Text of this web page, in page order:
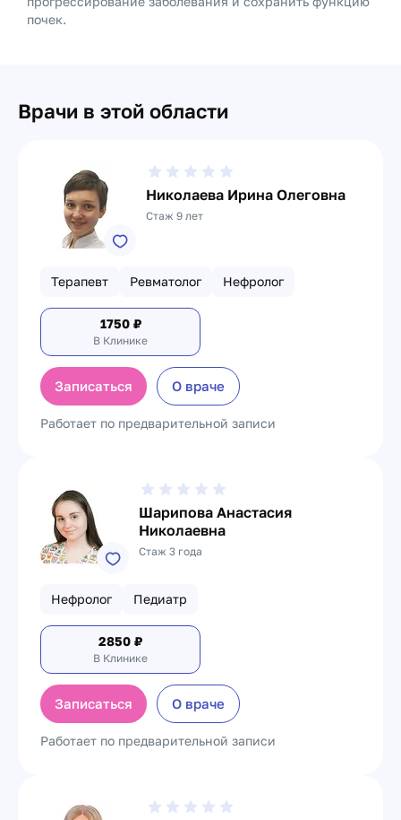
почек.
Врачи в этой области
Николаева Ирина Олеговна
Стаж 9 лет
Терапевт Ревматолог Нефролог
1750₽
В Клинике
Записаться О враче
Работает по предварительной записи
Шарипова Анастасия
Николаевна
Стаж 3 года
Нефролог Педиатр
2850 ₽
В Клинике
Записаться О враче
Работает по предварительной записи